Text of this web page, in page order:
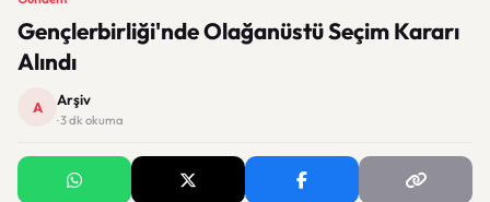
Gençlerbirliği'nde Olağanüstü Seçim Kararı
Alındı
A Arşiv
· 3 dk okuma